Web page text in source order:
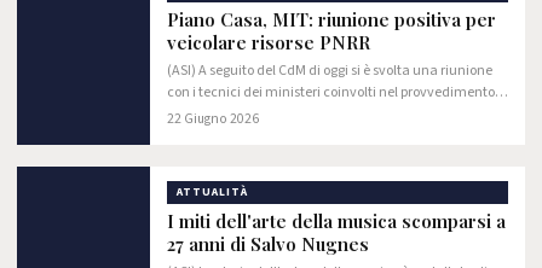
Piano Casa, MIT: riunione positiva per
veicolare risorse PNRR
(ASI) A seguito del CdM di oggi si è svolta una riunione
con i tecnici dei ministeri coinvolti nel provvedimento
per trovare una quadra sul miliardo di euro dell’ex
22 Giugno 2026
ATTUALITÀ
I miti dell'arte della musica scomparsi a
27 anni di Salvo Nugnes